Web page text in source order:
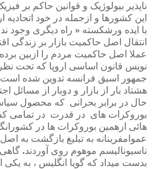
ناپذیر بیولوژیک و قوانین حاکم بر
این کشورها و ازجمله در خود اتحادیه
با ایده ورشکسته « راه دیگری وجود
انتقال اصل حاکمیت بازار بر زندگی
عملا اصل حاکمیت مردم را ازبین برده
نویس قانون اساسی اروپا که تحت نظر
جمهور
اسبق فرانسه تدوین شده است
هشتاد بار از بازار و دوبار از مسائل
حال در برابر بحرانی که محصول
بوروکرات های در قدرت در تمامی
هائی ازهمین بوروکرات ها در
عموامفرینانه به تبلیغ بازگشت به اصل
ناسیونالیسم موهوم روی آوردند. گاهی
بدست میداد که گویا انگلیس ، به یکی